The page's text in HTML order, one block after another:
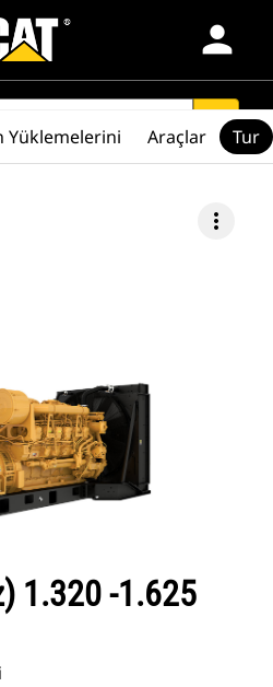
person
search
more_vert
1.320 -1.625
Yüklemelerini Araçlar Tur